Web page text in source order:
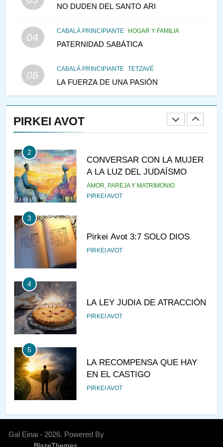
NO DUDEN DEL SANTO ARI
04
CABALÁ PRINCIPIANTE HOGAR Y FAMILIA
PATERNIDAD SABÁTICA
05
CABALÁ PRINCIPIANTE TETZAVÉ
LA FUERZA DE UNA PASIÓN
PIRKEI AVOT
VEAMOS ¿POR QUÉ
IEHOSHÚA? Y LA QUEJA DE
1
RAZI ¿QUIÉN ES SABIO?
2
CONVERSAR CON LA MUJER
A LA LUZ DEL JUDAÍSMO
AMOR, PAREJA Y MATRIMONIO
PIRKEI AVOT
3
Pirkei Avot 3:7 SOLO DIOS
PIRKEI AVOT
4
LA LEY JUDIA DE ATRACCIÓN
PIRKEI AVOT
5
LA RECOMPENSA QUE HAY
EN EL CASTIGO
PIRKEI AVOT
6
¿DE DÓNDE VIENES?
Gal Einai - 2026. Powered By
BlazeThemes.